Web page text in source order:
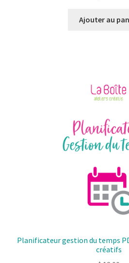
Ajouter au
Planificateur gestion du temps
créatifs